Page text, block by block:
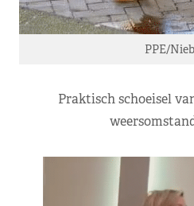
PPE/
Praktisch schoeisel